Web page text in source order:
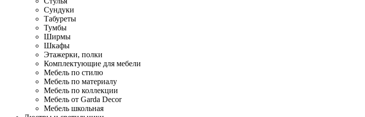
Сундуки
Табуреты
Тумбы
Ширмы
Шкафы
Этажерки, полки
Комплектующие для мебели
Мебель по стилю
Мебель по материалу
Мебель по коллекции
Мебель от Garda Decor
Мебель школьная